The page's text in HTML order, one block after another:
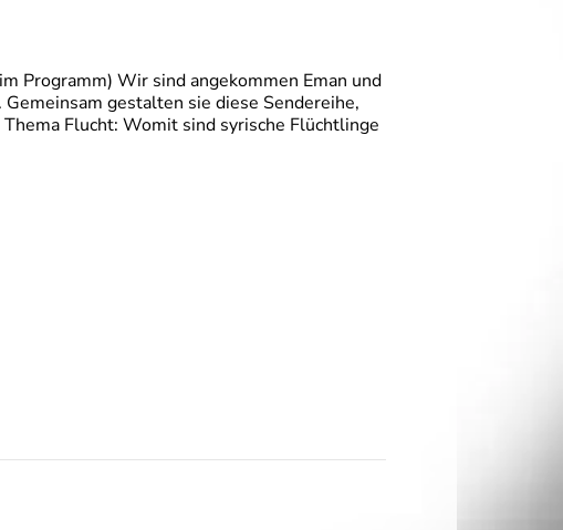
Programm) Wir sind angekommen Eman und
gestalten sie diese Sendereihe,
Flucht: Womit sind syrische Flüchtlinge